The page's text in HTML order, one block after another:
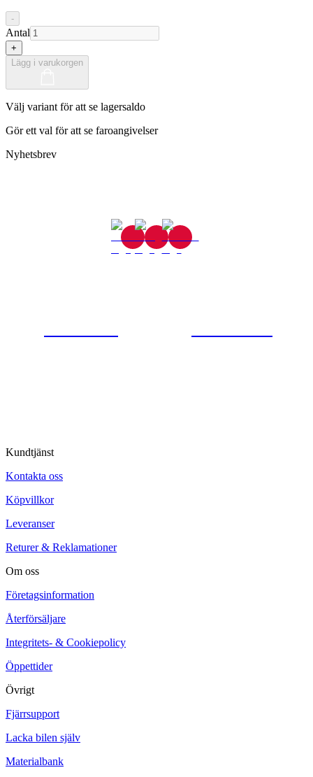
-
Antal
+
Lägg i varukorgen
Välj variant för att se lagersaldo
Gör ett val för att se faroangivelser
Nyhetsbrev
Kundtjänst
Kontakta oss
Köpvillkor
Leveranser
Returer & Reklamationer
Om oss
Företagsinformation
Återförsäljare
Integritets- & Cookiepolicy
Öppettider
Övrigt
Fjärrsupport
Lacka bilen själv
Materialbank